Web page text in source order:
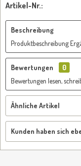
Artikel-Nr.:
Beschreibung
Produktbeschreibung
Bewertungen
0
Bewertungen lesen,
Ähnliche Artikel
Kunden haben sich